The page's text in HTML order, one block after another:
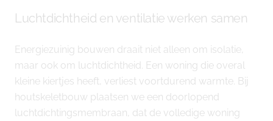
Luchtdichtheid en ventilatie werken samen
Energiezuinig bouwen draait niet alleen om isolatie,
maar ook om luchtdichtheid. Een woning die overal
kleine kiertjes heeft, verliest voortdurend warmte. Bij
houtskeletbouw plaatsen we een doorlopend
luchtdichtingsmembraan, dat de volledige woning